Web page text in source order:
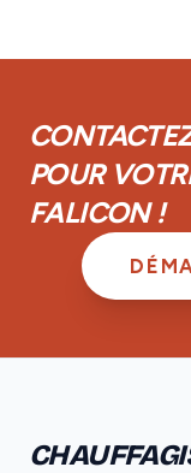
POUR
FALICON !